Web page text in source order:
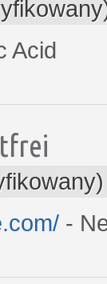
Acid
-